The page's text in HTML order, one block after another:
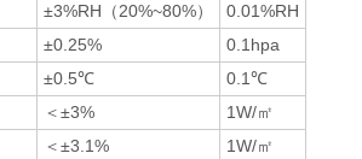
±3%RH（20%~80%）
0.01%RH
±0.25%
0.1hpa
±0.5℃
0.1℃
＜±3%
1W/㎡
＜±3.1%
1W/㎡